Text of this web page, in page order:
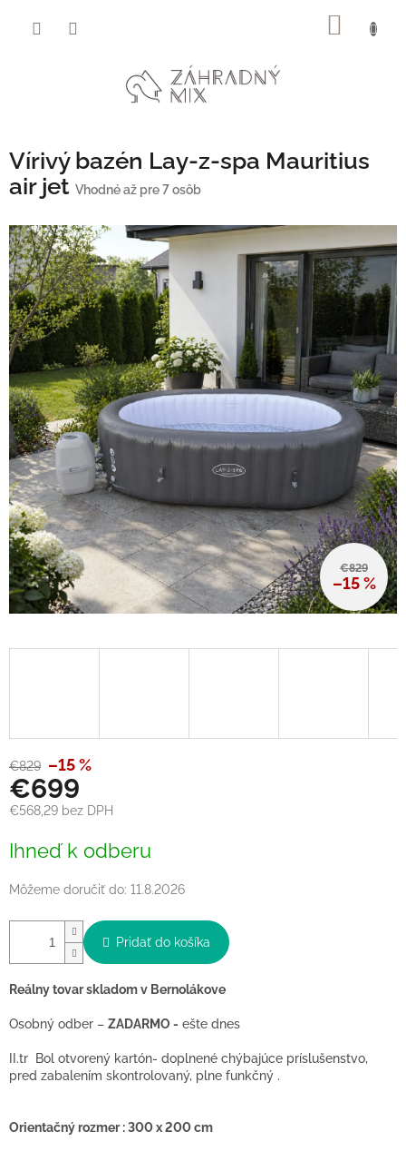
Vírivý bazén Lay-z-spa Mauritius
air jet Vhodné až pre 7 osôb
€829
–15 %
€829 –15 %
€699
€568,29 bez DPH
cena:
Ihneď k odberu
Môžeme doručiť do: 11.8.2026
Pridať do košíka
Reálny tovar skladom v Bernolákove
Osobný odber – ZADARMO - ešte dnes
II.tr Bol otvorený kartón- doplnené chýbajúce príslušenstvo,
pred zabalením skontrolovaný, plne funkčný .
Orientačný rozmer : 300 x 200 cm